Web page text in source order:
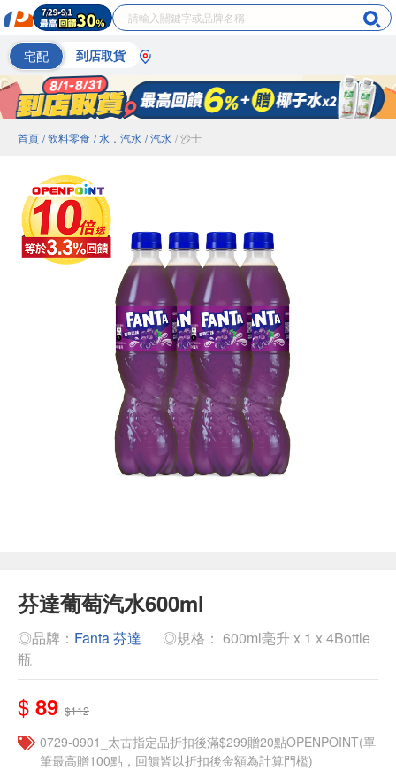
宅配 到店取貨
首頁 / 飲料零食 / 水．汽水 / 汽水 / 沙士
芬達葡萄汽水600ml
◎品牌： Fanta 芬達
◎規格： 600ml毫升 x 1 x 4Bottle
瓶
$ 89 $112
0729-0901_太古指定品折扣後滿$299贈20點OPENPOINT(單
筆最高贈100點，回饋皆以折扣後金額為計算門檻)